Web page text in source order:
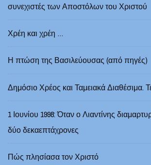
συνεχιστές των Αποστόλων του Χριστού
Χρέη και χρέη …
Η πτώση της Βασιλεύουσας (από πηγές)
Δημόσιο Χρέος και Ταμειακά Διαθέσιμα.
1 Ιουνίου 1998: Όταν ο Λιαντίνης
δύο δεκαεπτάχρονες
Πώς πλησίασα τον Χριστό